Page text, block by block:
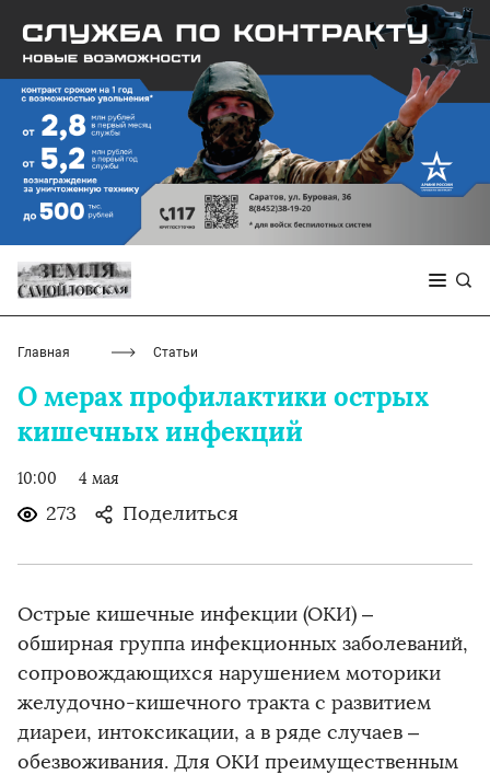
Главная Статьи
О мерах профилактики острых
кишечных инфекций
10:00 4 мая
273 Поделиться
Острые кишечные инфекции (ОКИ) –
обширная группа инфекционных заболеваний,
сопровождающихся нарушением моторики
желудочно-кишечного тракта с развитием
диареи, интоксикации, а в ряде случаев –
обезвоживания. Для ОКИ преимущественным